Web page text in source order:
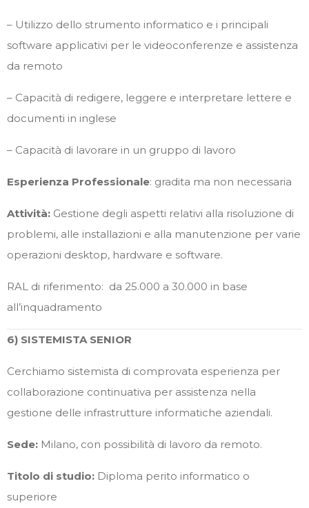
– Utilizzo dello strumento informatico e i principali
software applicativi per le videoconferenze e assistenza
da remoto
– Capacità di redigere, leggere e interpretare lettere e
documenti in inglese
– Capacità di lavorare in un gruppo di lavoro
Esperienza Professionale: gradita ma non necessaria
Attività: Gestione degli aspetti relativi alla risoluzione di
problemi, alle installazioni e alla manutenzione per varie
operazioni desktop, hardware e software.
RAL di riferimento: da 25.000 a 30.000 in base
all’inquadramento
6) SISTEMISTA SENIOR
Cerchiamo sistemista di comprovata esperienza per
collaborazione continuativa per assistenza nella
gestione delle infrastrutture informatiche aziendali.
Sede: Milano, con possibilità di lavoro da remoto.
Titolo di studio: Diploma perito informatico o
superiore